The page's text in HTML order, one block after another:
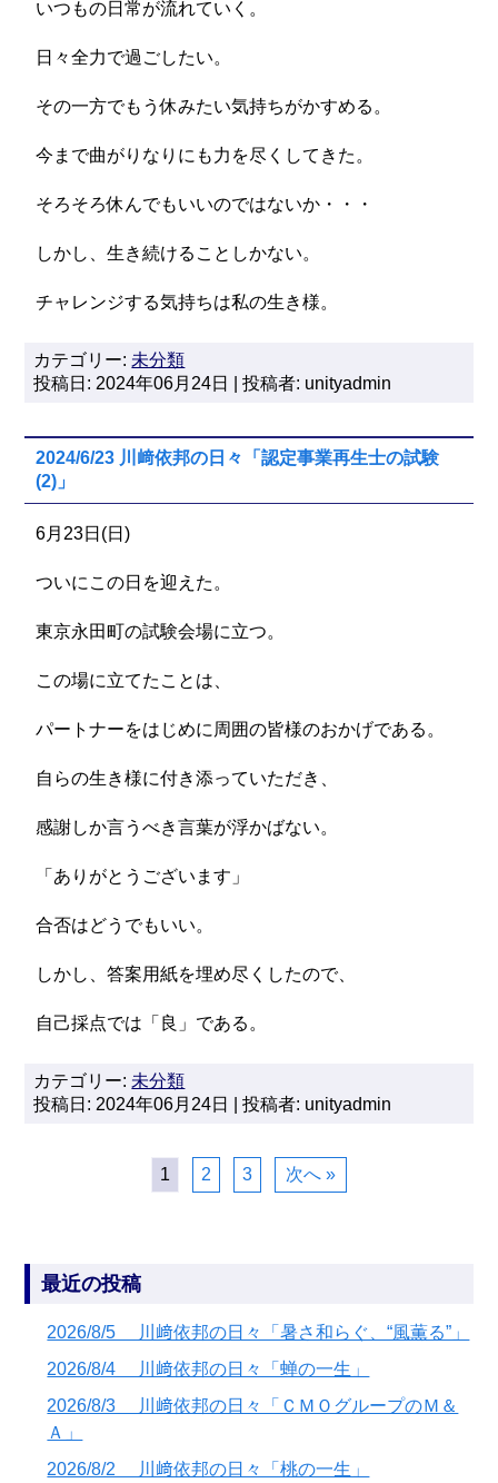
いつもの日常が流れていく。
日々全力で過ごしたい。
その一方でもう休みたい気持ちがかすめる。
今まで曲がりなりにも力を尽くしてきた。
そろそろ休んでもいいのではないか・・・
しかし、生き続けることしかない。
チャレンジする気持ちは私の生き様。
カテゴリー: 未分類
投稿日: 2024年06月24日 | 投稿者: unityadmin
2024/6/23 川﨑依邦の日々「認定事業再生士の試験
(2)」
6月23日(日)
ついにこの日を迎えた。
東京永田町の試験会場に立つ。
この場に立てたことは、
パートナーをはじめに周囲の皆様のおかげである。
自らの生き様に付き添っていただき、
感謝しか言うべき言葉が浮かばない。
「ありがとうございます」
合否はどうでもいい。
しかし、答案用紙を埋め尽くしたので、
自己採点では「良」である。
カテゴリー: 未分類
投稿日: 2024年06月24日 | 投稿者: unityadmin
1 2 3 次へ »
最近の投稿
2026/8/5 川﨑依邦の日々「暑さ和らぐ、“風薫る”」
2026/8/4 川﨑依邦の日々「蝉の一生」
2026/8/3 川﨑依邦の日々「ＣＭＯグループのＭ＆
Ａ」
2026/8/2 川﨑依邦の日々「桃の一生」